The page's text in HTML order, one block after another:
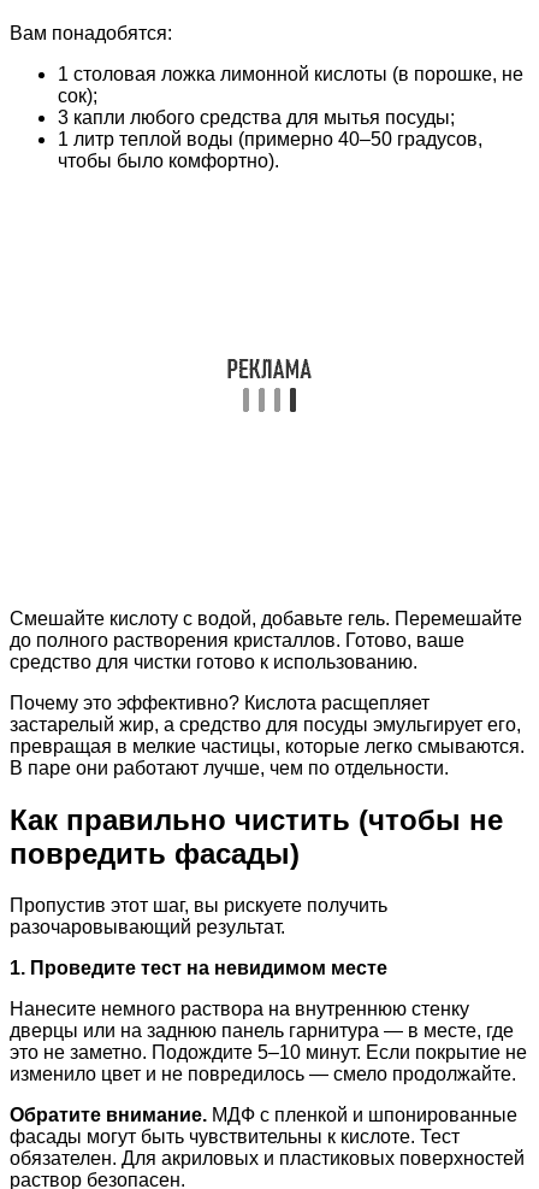
Вам понадобятся:
1 столовая ложка лимонной кислоты (в порошке, не
сок);
3 капли любого средства для мытья посуды;
1 литр теплой воды (примерно 40–50 градусов,
чтобы было комфортно).
Смешайте кислоту с водой, добавьте гель. Перемешайте
до полного растворения кристаллов. Готово, ваше
средство для чистки готово к использованию.
Почему это эффективно? Кислота расщепляет
застарелый жир, а средство для посуды эмульгирует его,
превращая в мелкие частицы, которые легко смываются.
В паре они работают лучше, чем по отдельности.
Как правильно чистить (чтобы не
повредить фасады)
Пропустив этот шаг, вы рискуете получить
разочаровывающий результат.
1. Проведите тест на невидимом месте
Нанесите немного раствора на внутреннюю стенку
дверцы или на заднюю панель гарнитура — в месте, где
это не заметно. Подождите 5–10 минут. Если покрытие не
изменило цвет и не повредилось — смело продолжайте.
Обратите внимание. МДФ с пленкой и шпонированные
фасады могут быть чувствительны к кислоте. Тест
обязателен. Для акриловых и пластиковых поверхностей
раствор безопасен.